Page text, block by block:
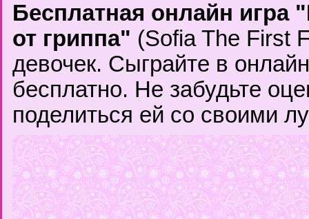
Бесплатная онлайн
от гриппа" (Sofia The First
девочек. Сыграйте в
бесплатно. Не забудьте
поделиться ей со своими